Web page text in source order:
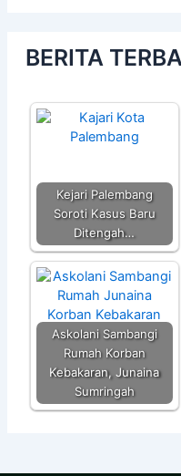
BERITA
Kejari Palembang
Soroti Kasus Baru
Ditengah…
Askolani Sambangi
Rumah Korban
Kebakaran, Junaina
Sumringah